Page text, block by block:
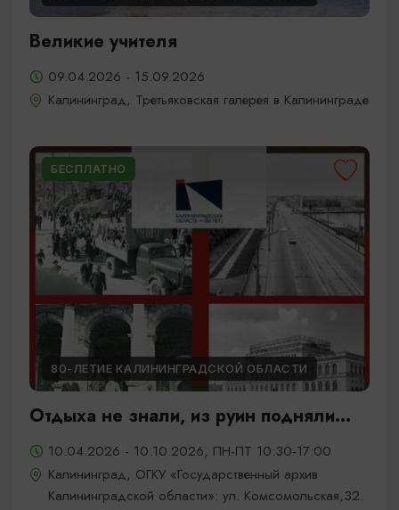
Великие учителя
09.04.2026 - 15.09.2026
Калининград, Третьяковская галерея в Калининграде
БЕСПЛАТНО
80-ЛЕТИЕ КАЛИНИНГРАДСКОЙ ОБЛАСТИ
Отдыха не знали, из руин подняли...
10.04.2026 - 10.10.2026, ПН-ПТ 10:30-17:00
Калининград, ОГКУ «Государственный архив
Калининградской области»: ул. Комсомольская,32.